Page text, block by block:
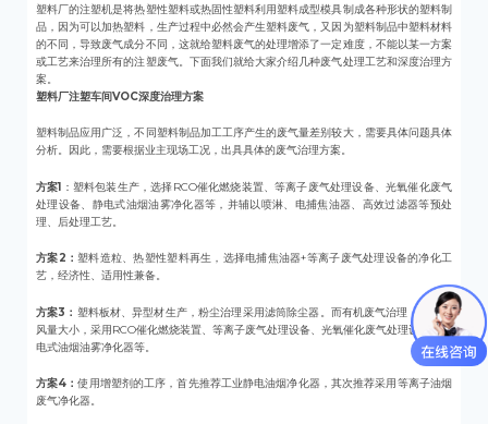
塑料厂的注塑机是将热塑性塑料或热固性塑料利用塑料成型模具制成各种形状的塑料制
品，因为可以加热塑料，生产过程中必然会产生塑料废气，又因为塑料制品中塑料材料
的不同，导致废气成分不同，这就给塑料废气的处理增添了一定难度，不能以某一方案
或工艺来治理所有的注塑废气。下面我们就给大家介绍几种废气处理工艺和深度治理方
案。
塑料厂注塑车间VOC深度治理方案
塑料制品应用广泛，不同塑料制品加工工序产生的废气量差别较大，需要具体问题具体
分析。因此，需要根据业主现场工况，出具具体的废气治理方案。
方案1 ：塑料包装生产，选择RCO催化燃烧装置、等离子废气处理设备、光氧催化废气
处理设备、静电式油烟油雾净化器等，并辅以喷淋、电捕焦油器、高效过滤器等预处
理、后处理工艺。
方案2：塑料造粒、热塑性塑料再生，选择电捕焦油器+等离子废气处理设备的净化工
艺，经济性、适用性兼备。
方案3： 塑料板材、异型材生产，粉尘治理采用滤筒除尘器。而有机废气治理，则根据
风量大小，采用RCO催化燃烧装置、等离子废气处理设备、光氧催化废气处理设备、静
电式油烟油雾净化器等。
方案4：使用增塑剂的工序，首先推荐工业静电油烟净化器，其次推荐采用等离子油烟
废气净化器。